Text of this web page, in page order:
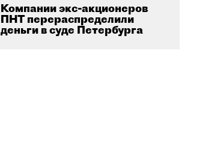
Компании экс-акционеров
ПНТ перераспределили
деньги в суде Петербурга